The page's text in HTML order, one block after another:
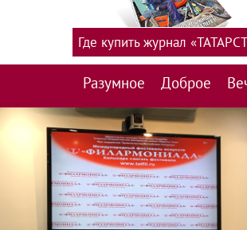
Разумное Доброе
Где купить журнал